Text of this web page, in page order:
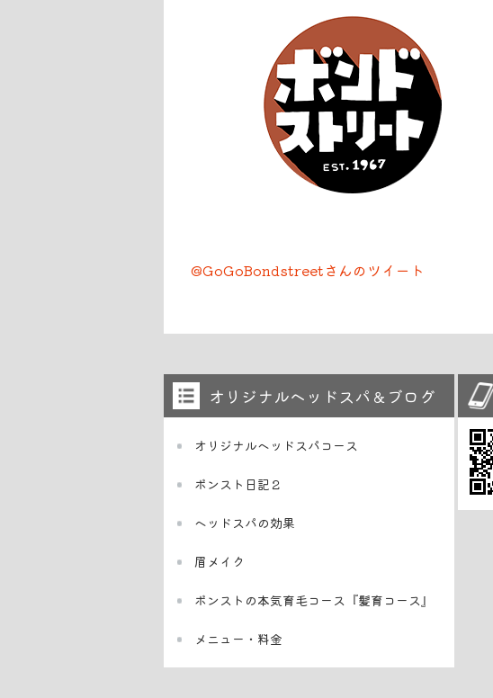
@GoGoBondstreetさんのツイート
オリジナルヘッドスパ＆ブログ
オリジナルヘッドスパコース
ボンスト日記２
ヘッドスパの効果
眉メイク
ボンストの本気育毛コース『髪育コース』
メニュー・料金